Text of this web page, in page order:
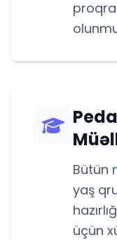
Bütün
yaş
üçün